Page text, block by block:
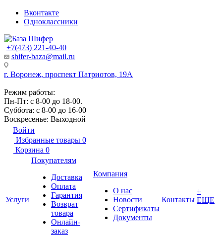
Вконтакте
Одноклассники
+7(473) 221-40-40
shifer-baza@mail.ru
г. Воронеж, проспект Патриотов, 19А
Режим работы:
Пн-Пт: с 8-00 до 18-00.
Суббота: с 8-00 до 16-00
Воскресенье: Выходной
Войти
Избранные товары 0
Корзина 0
Услуги
Покупателям
Доставка
Оплата
Гарантия
Возврат
товара
Онлайн-
заказ
Компания
О нас
Новости
Сертификаты
Документы
Контакты
+
ЕЩЕ